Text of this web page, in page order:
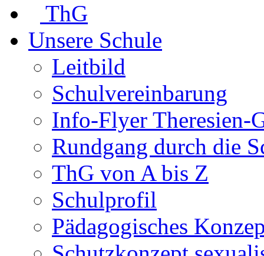
ThG
Unsere Schule
Leitbild
Schulvereinbarung
Info-Flyer Theresien-
Rundgang durch die
ThG von A bis Z
Schulprofil
Pädagogisches